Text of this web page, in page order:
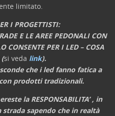
limitato.
I PROGETTISTI:
E LE AREE PEDONALI CON
CONSENTE PER I LED – COSA
(si veda link).
che i led fanno fatica a
prodotti tradizionali.
la RESPONSABILITA’ , in
strada sapendo che in realtà